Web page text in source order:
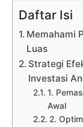
Daftar Isi
Memahami
Luas
Strategi
Investasi
1.
Awal
2.